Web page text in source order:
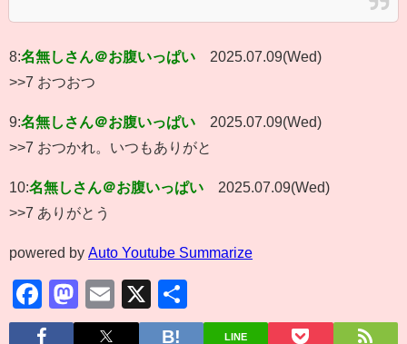
8:名無しさん＠お腹いっぱい
2025.07.09(Wed)
>>7 おつおつ
9:名無しさん＠お腹いっぱい
2025.07.09(Wed)
>>7 おつかれ。いつもありがと
10:名無しさん＠お腹いっぱい
2025.07.09(Wed)
>>7 ありがとう
powered by Auto Youtube Summarize
Facebook
Mastodon
Email
X
有
LINE